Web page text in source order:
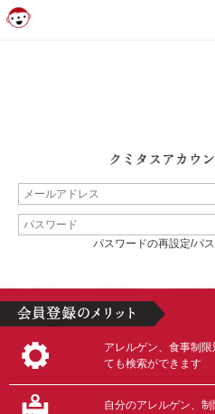
パスワードの再設定/パ
アレルゲン、食事制
ても検索ができます
自分のアレルゲン、